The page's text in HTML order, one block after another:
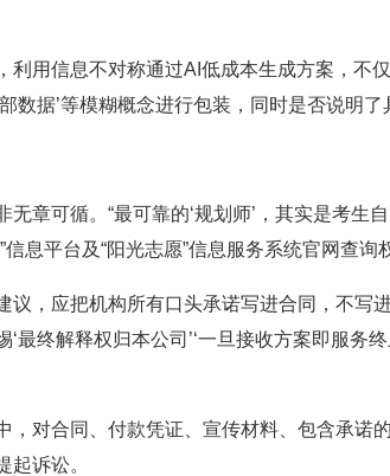
信息不对称通过AI低成本生成方案，不
部数据’等模糊概念进行包装，同时是否说明
可循。“最可靠的‘规划师’，其实是考生
息平台及“阳光志愿”信息服务系统官网查
应把机构所有口头承诺写进合同，不写
最终解释权归本公司’‘一旦接收方案即服务
对合同、付款凭证、宣传材料、包含承诺
诉讼。